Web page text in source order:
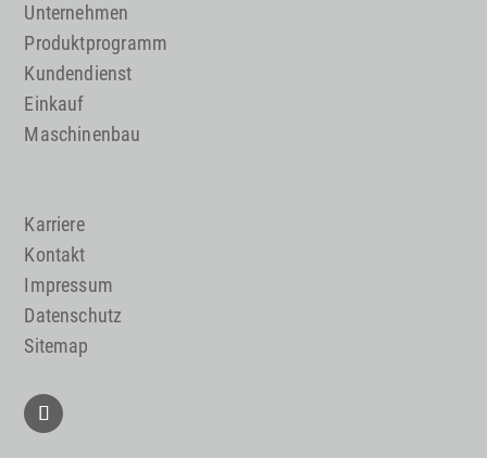
Unternehmen
Produktprogramm
Kundendienst
Einkauf
Maschinenbau
Karriere
Kontakt
Impressum
Datenschutz
Sitemap